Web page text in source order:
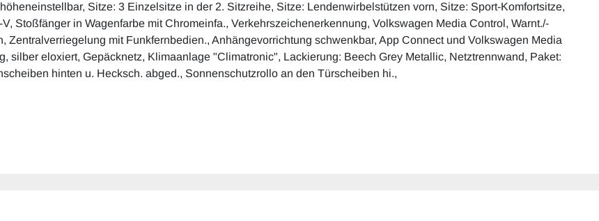
Sitze: 3 Einzelsitze in der 2. Sitzreihe, Sitze: Lendenwirbelstützen vorn, Sitze: Sport-Komfortsitze,
Stoßfänger in Wagenfarbe mit Chromeinfa., Verkehrszeichenerkennung, Volkswagen Media Control, Warnt./-
Zentralverriegelung mit Funkfernbedien., Anhängevorrichtung schwenkbar, App Connect und Volkswagen Media
silber eloxiert, Gepäcknetz, Klimaanlage "Climatronic", Lackierung: Beech Grey Metallic, Netztrennwand, Paket:
hinten u. Hecksch. abged., Sonnenschutzrollo an den Türscheiben hi.,